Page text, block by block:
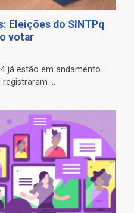
Eleições do SINTPq
votar
já estão em andamento.
...